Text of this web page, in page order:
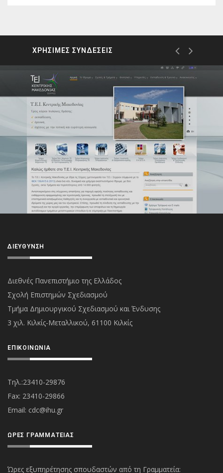
ΧΡΗΣΙΜΕΣ ΣΥΝΔΕΣΕΙΣ
ΔΙΕΎΘΥΝΣΗ
Διεθνές Πανεπιστήμιο της Ελλάδος
Σχολή Επιστημών Σχεδιασμού
Τμήμα Δημιουργικού Σχεδιασμού και Ένδυσης
3 χιλ. Κιλκίς-Μεταλλικού, 61100 Κιλκίς
ΕΠΙΚΟΙΝΩΝΊΑ
Τηλ.:23410-29876
Fax: 23410-29866
Εmail: cdc@ihu.gr
ΏΡΕΣ ΓΡΑΜΜΑΤΕΊΑΣ
Ώρες εξυπηρέτησης σπουδαστών από τη Γραμματεία: